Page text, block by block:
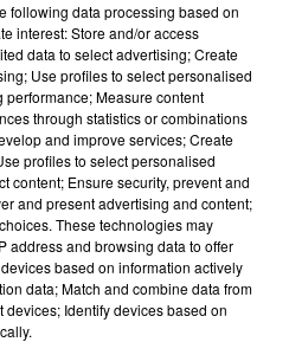
following data processing based on
interest: Store and/or access
data to select advertising; Create
Use profiles to select personalised
Measure content
through statistics or combinations
and improve services; Create
profiles to select personalised
content; Ensure security, prevent and
and present advertising and content;
These technologies may
address and browsing data to offer
based on information actively
data; Match and combine data from
Identify devices based on